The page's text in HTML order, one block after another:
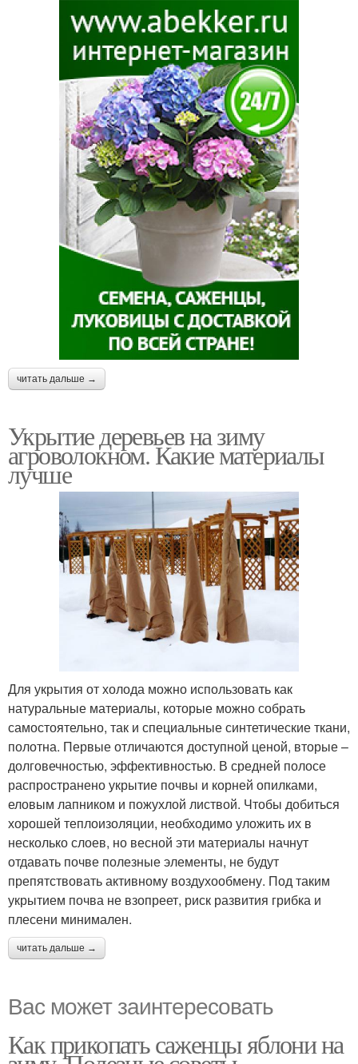
читать дальше →
Укрытие деревьев на зиму
агроволокном. Какие материалы
лучше
Для укрытия от холода можно использовать как
натуральные материалы, которые можно собрать
самостоятельно, так и специальные синтетические ткани,
полотна. Первые отличаются доступной ценой, вторые –
долговечностью, эффективностью. В средней полосе
распространено укрытие почвы и корней опилками,
еловым лапником и пожухлой листвой. Чтобы добиться
хорошей теплоизоляции, необходимо уложить их в
несколько слоев, но весной эти материалы начнут
отдавать почве полезные элементы, не будут
препятствовать активному воздухообмену. Под таким
укрытием почва не взопреет, риск развития грибка и
плесени минимален.
читать дальше →
Вас может заинтересовать
Как прикопать саженцы яблони на